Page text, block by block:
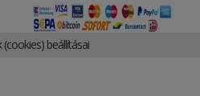
(cookies) beállításai